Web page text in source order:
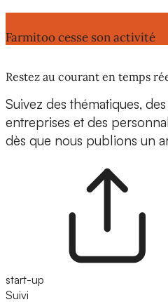
Farmitoo cesse son activité
Restez au courant en temps
Suivez des thématiques,
entreprises et des
dès que nous publions un
start-up
Suivi